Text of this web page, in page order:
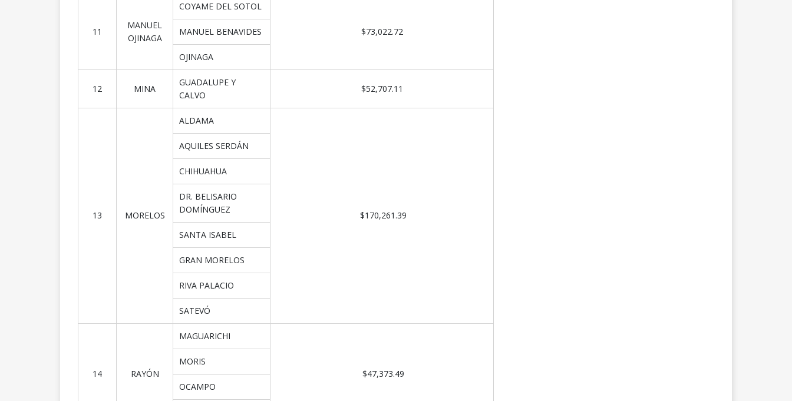
11
MANUEL
OJINAGA
COYAME DEL SOTOL
$73,022.72
MANUEL BENAVIDES
OJINAGA
12 MINA
GUADALUPE Y
CALVO
$52,707.11
13 MORELOS
ALDAMA
$170,261.39
AQUILES SERDÁN
CHIHUAHUA
DR. BELISARIO
DOMÍNGUEZ
SANTA ISABEL
GRAN MORELOS
RIVA PALACIO
SATEVÓ
14 RAYÓN
MAGUARICHI
$47,373.49
MORIS
OCAMPO